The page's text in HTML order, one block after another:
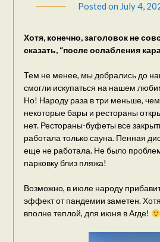
Posted on July 4,
Хотя, конечно, заголовок не
сказать, “после ослабления
Тем не менее, мы добрались до
смогли искупаться на нашем
Но! Народу раза в три меньше,
некоторые бары и рестораны
нет. Рестораны-буфеты все
работала только сауна. Пенная
еще не работала. Не было
парковку близ пляжа!
Возможно, в июле народу
эффект от пандемии заметен.
вполне теплой, для июня в Агде!